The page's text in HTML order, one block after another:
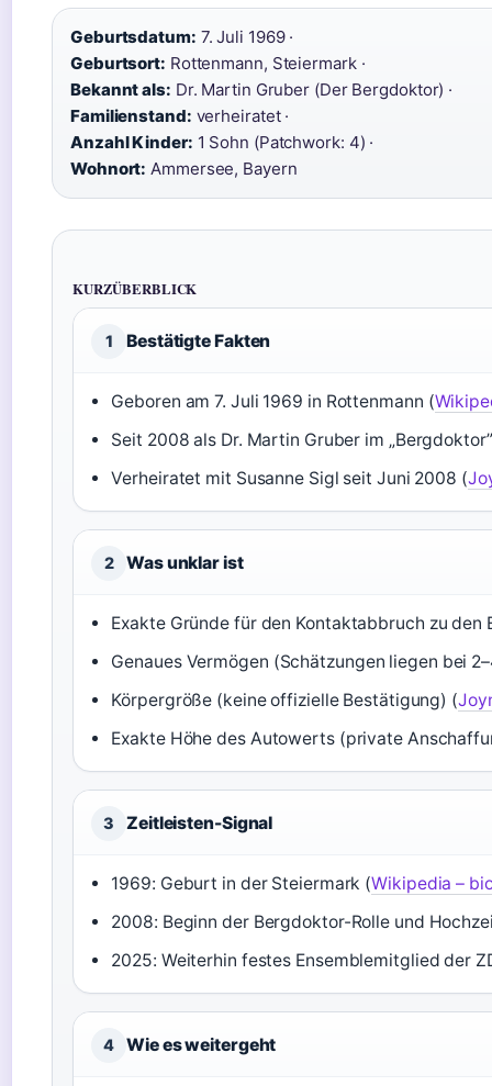
Geburtsdatum: 7. Juli 1969 ·
Geburtsort: Rottenmann, Steiermark ·
Bekannt als: Dr. Martin Gruber (Der Bergdoktor) ·
Familienstand: verheiratet ·
Anzahl Kinder: 1 Sohn (Patchwork: 4) ·
Wohnort: Ammersee, Bayern
KURZÜBERBLICK
1 Bestätigte Fakten
Geboren am 7. Juli 1969 in Rottenmann (
Seit 2008 als Dr. Martin Gruber im
Verheiratet mit Susanne Sigl seit Juni 2008 (
2 Was unklar ist
Exakte Gründe für den Kontaktabbruch zu den
Genaues Vermögen (Schätzungen liegen bei
Körpergröße (keine offizielle Bestätigung) (
Exakte Höhe des Autowerts (private
3 Zeitleisten-Signal
1969: Geburt in der Steiermark (Wikipedia –
2008: Beginn der Bergdoktor-Rolle und
2025: Weiterhin festes Ensemblemitglied der
4 Wie es weitergeht